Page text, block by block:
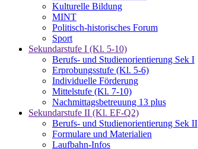
Kulturelle Bildung
MINT
Politisch-historisches Forum
Sport
Sekundarstufe I (Kl. 5-10)
Berufs- und Studienorientierung Sek I
Erprobungsstufe (Kl. 5-6)
Individuelle Förderung
Mittelstufe (Kl. 7-10)
Nachmittagsbetreuung 13 plus
Sekundarstufe II (Kl. EF-Q2)
Berufs- und Studienorientierung Sek II
Formulare und Materialien
Laufbahn-Infos